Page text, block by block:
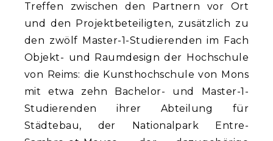
Treffen zwischen den Partnern vor Ort
und den Projektbeteiligten, zusätzlich zu
den zwölf Master-1-Studierenden im Fach
Objekt- und Raumdesign der Hochschule
von Reims: die Kunsthochschule von Mons
mit etwa zehn Bachelor- und Master-1-
Studierenden ihrer Abteilung für
Städtebau, der Nationalpark Entre-